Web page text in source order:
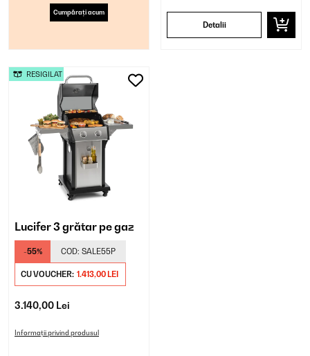
Cumpărați acum
Detalii
Lucifer 3 grătar pe gaz
-55% COD: SALE55P
CU VOUCHER: 1.413,00 LEI
3.140,00 Lei
Informații privind produsul
RESIGILAT